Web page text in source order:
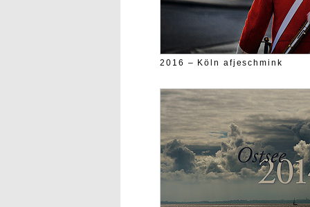
2016 – Köln afjeschmink